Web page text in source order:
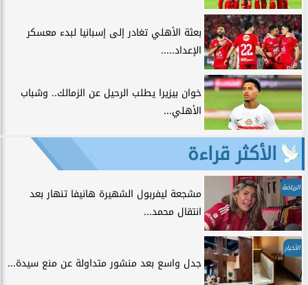
بعثة الأهلي تغادر إلى إسبانيا لبدء معسكر
الإعداد.....
خوان بيزيرا يطلب الرحيل عن الزمالك.. وشباب
الأهلي...
الأكثر قراءة
الرياضة
مشجعة ليفربول الشهيرة هانيفا تنهار بعد
انتقال محمد...
الأخبار
جدل واسع بعد منشور متداولة عن منع سيدة...